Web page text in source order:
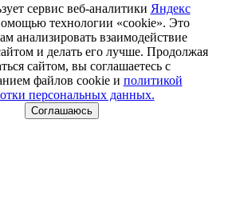
сервис веб-аналитики Яндекс
технологии «cookie». Это
анализировать взаимодействие
и делать его лучше. Продолжая
сайтом, вы соглашаетесь с
файлов cookie и политикой
персональных данных.
Соглашаюсь